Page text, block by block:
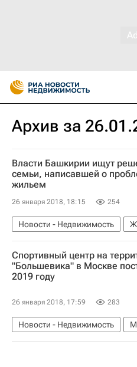
Архив за
Власти Башкирии ищут
семьи, написавшей о
жильем
26 января 2018, 18:15 254
Новости - Недвижимость
Спортивный центр на
"Большевика" в Москве
2019 году
26 января 2018, 17:59 283
Новости - Недвижимость
Строительство